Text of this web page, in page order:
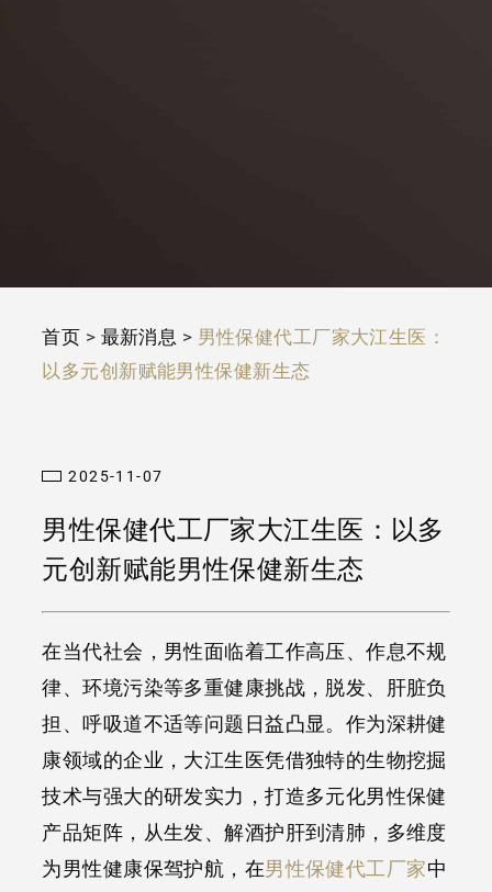
首页 > 最新消息 > 男性保健代工厂家大江生医：
以多元创新赋能男性保健新生态
2025-11-07
男性保健代工厂家大江生医：以多
元创新赋能男性保健新生态
在当代社会，男性面临着工作高压、作息不规
律、环境污染等多重健康挑战，脱发、肝脏负
担、呼吸道不适等问题日益凸显。作为深耕健
康领域的企业，大江生医凭借独特的生物挖掘
技术与强大的研发实力，打造多元化男性保健
产品矩阵，从生发、解酒护肝到清肺，多维度
为男性健康保驾护航，在男性保健代工厂家中